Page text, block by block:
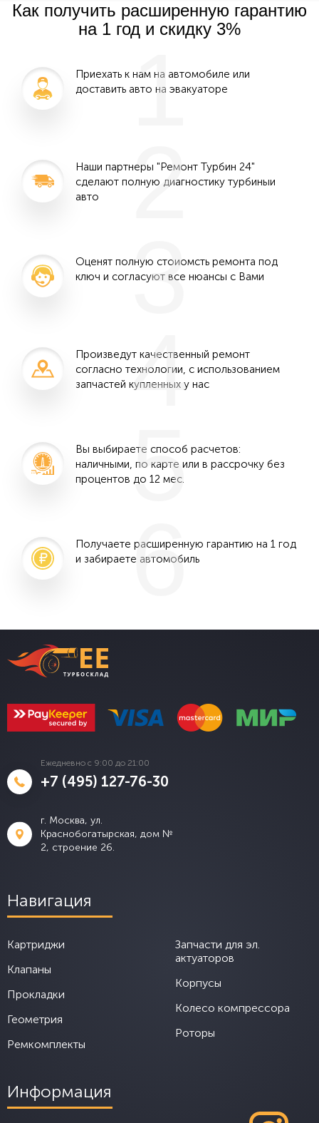
Как получить расширенную гарантию
на 1 год и скидку 3%
Приехать к нам на автомобиле или
доставить авто на эвакуаторе
1
Наши партнеры "Ремонт Турбин 24"
сделают полную диагностику турбиныи
авто
2
Оценят полную стоиомсть ремонта под
ключ и согласуют все нюансы с Вами
3
Произведут качественный ремонт
согласно технологии, с использованием
запчастей купленных у нас
4
Вы выбираете способ расчетов:
наличными, по карте или в рассрочку без
процентов до 12 мес.
5
Получаете расширенную гарантию на 1 год
и забираете автомобиль
6
Ежедневно с 9:00 до 21:00
+7 (495) 127-76-30
г. Москва, ул.
Краснобогатырская, дом №
2, строение 26.
Навигация
Картриджи
Клапаны
Прокладки
Геометрия
Ремкомплекты
Запчасти для эл.
актуаторов
Корпусы
Колесо компрессора
Роторы
Информация